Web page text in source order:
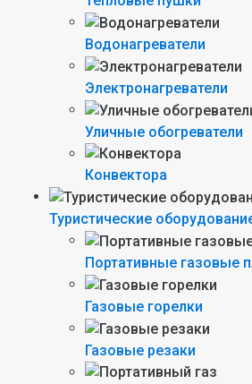
Водонагреватели
Электронагреватели
Уличные обогреватели
Конвектора
Туристические
Портативные газовые
Газовые горелки
Газовые резаки